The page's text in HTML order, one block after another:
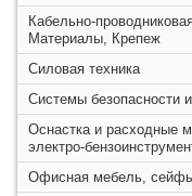
Кабельно-
Материалы, Крепеж
Силовая техника
Системы безопасности
Оснастка и расходные
электро-
Офисная мебель,